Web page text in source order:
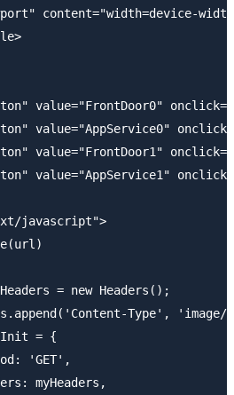
content="width=device-
value="FrontDoor0"
value="AppService0"
value="FrontDoor1"
value="AppService1"
javascript">
= new Headers();
Type', 'image/
= {
'GET',
myHeaders,